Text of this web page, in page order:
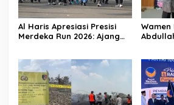
Al Haris Apresiasi Presisi
Merdeka Run 2026: Ajang
Wamen
Jambi